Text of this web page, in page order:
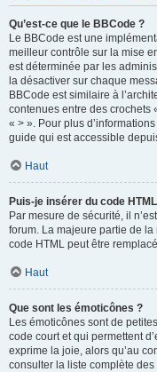
Qu’est-ce que le BBCode ?
Le BBCode est une
meilleur contrôle sur la mise
est déterminée par les
la désactiver sur chaque
BBCode est similaire à
contenues entre des crochets
« > ». Pour plus
guide qui est accessible
Haut
Puis-je insérer du code
Par mesure de sécurité, il
forum. La majeure partie de
code HTML peut être
Haut
Que sont les émoticônes ?
Les émoticônes sont de
code court et qui permettent
exprime la joie, alors qu’au
consulter la liste complète